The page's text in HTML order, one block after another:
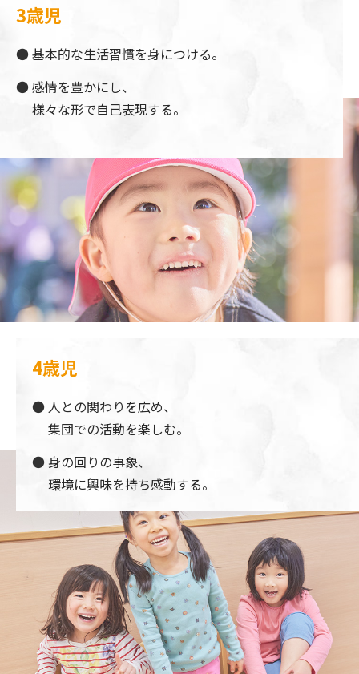
3歳児
基本的な生活習慣を身につける。
感情を豊かにし、
様々な形で自己表現する。
4歳児
人との関わりを広め、
集団での活動を楽しむ。
身の回りの事象、
環境に興味を持ち感動する。